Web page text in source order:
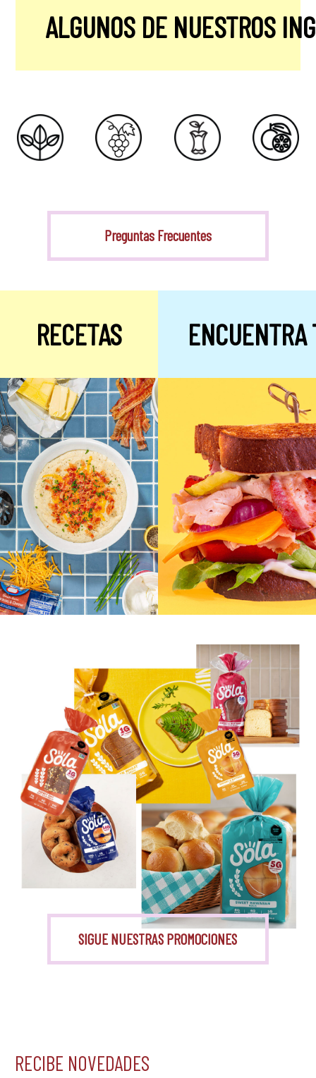
ALGUNOS DE NUESTROS
Alulosa
Eritritol
Preguntas Frecuentes
RECETAS
SIGUE NUESTRAS PROMOCIONES
RECIBE NOVEDADES